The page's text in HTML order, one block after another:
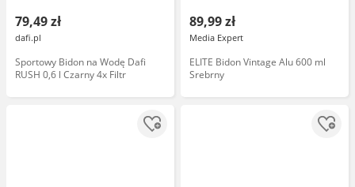
79,49 zł
dafi.pl
Sportowy Bidon na Wodę Dafi
RUSH 0,6 l Czarny 4x Filtr
89,99 zł
Media Expert
ELITE Bidon Vintage Alu 600 ml
Srebrny